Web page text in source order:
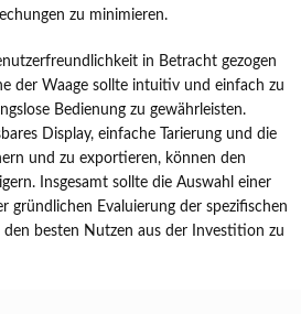
zu minimieren.
in Betracht gezogen
der Waage sollte intuitiv und einfach zu
Bedienung zu gewährleisten.
Display, einfache Tarierung und die
und zu exportieren, können den
Insgesamt sollte die Auswahl einer
gründlichen Evaluierung der spezifischen
besten Nutzen aus der Investition zu